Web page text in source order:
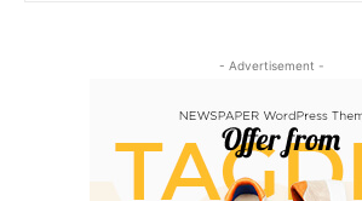
- Advertisement -